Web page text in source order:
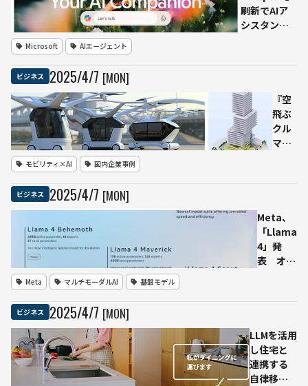
刷新でAIア
シスタント
Actionsなど
多彩な新機
能を発表
Microsoft AIエージェント
ビジネス 2025/4/7 [MON]
『空
飛ぶ
クル
マ』
らの
ビ
ル」
——
く“次
世代
モビ
リテ
モビリティ×AI 国内企業事例
ビジネス 2025/4/7 [MON]
Meta、
「Llama
4」発
表 オー
マルチモ
ーダルAI
の可能性
Meta マルチモーダルAI 基盤モデル
ビジネス 2025/4/7 [MON]
LLMを活用
し住宅と
連携する
自律移動